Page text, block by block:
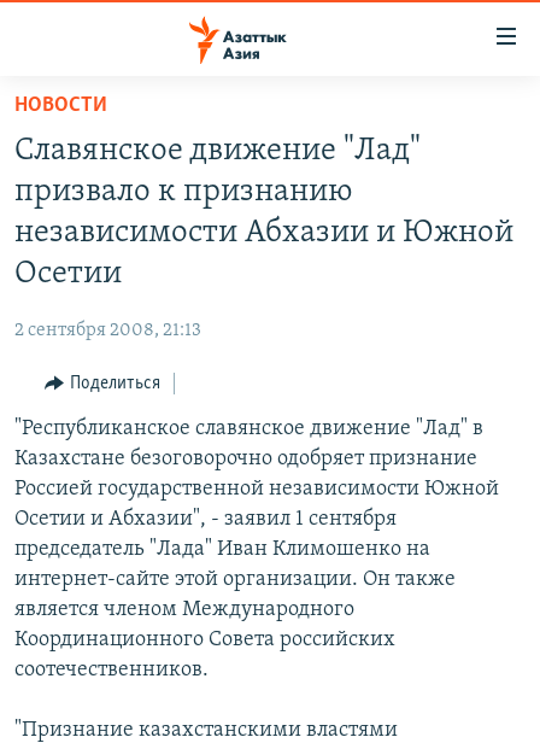
Вернуться
основному
содержанию
Вернутся
главной
Вернутся
поиску
ВОЙНА В УКРАИНЕ
НА ДРУГИХ ЯЗЫКАХ
КЫРГЫЗЧА
ЎЗБЕКЧА
ТОҶИКӢ
TÜRKMENÇE
ПОДПИШИТЕСЬ НА НАС В СОЦСЕТЯХ
Все сайты РСЕ/РС
НОВОСТИ
Славянское движение "Лад"
призвало к признанию
независимости Абхазии и Южной
Осетии
2 сентября 2008, 21:13
Поделиться
"Республиканское славянское движение "Лад" в
Казахстане безоговорочно одобряет признание
Россией государственной независимости Южной
Осетии и Абхазии", - заявил 1 сентября
председатель "Лада" Иван Климошенко на
интернет-сайте этой организации. Он также
является членом Международного
Координационного Совета российских
соотечественников.
"Признание казахстанскими властями